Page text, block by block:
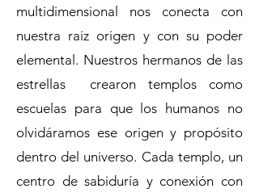
multidimensional nos conecta con
nuestra raiz origen y con su poder
elemental. Nuestros hermanos de las
estrellas crearon templos como
escuelas para que los humanos no
olvidáramos ese origen y propósito
dentro del universo. Cada templo, un
centro de sabiduría y conexión con